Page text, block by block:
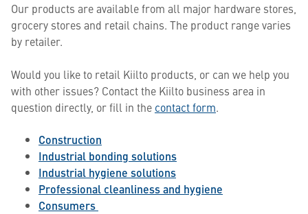
Our products are available from all major hardware stores,
grocery stores and retail chains. The product range varies
by retailer.
Would you like to retail Kiilto products, or can we help you
with other issues? Contact the Kiilto business area in
question directly, or fill in the contact form.
Construction
Industrial bonding solutions
Industrial hygiene solutions
Professional cleanliness and hygiene
Consumers